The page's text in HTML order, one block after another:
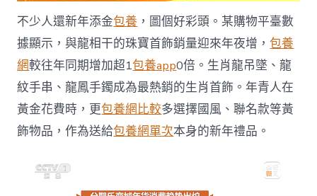
不少人還新年添金包養 ，圖個好彩頭。某購物平臺數
據顯示，與龍相干的珠寶首飾銷量迎來年夜增，包養
網較往年同期增加超1包養app0倍。生肖龍吊墜、龍
紋手串、龍鳳手鐲成為最熱銷的生肖首飾。年青人在
黃金花費時，更包養網比較多選擇國風、聯名款等黃
飾物品，作為送給包養網單次本身的新年禮品。